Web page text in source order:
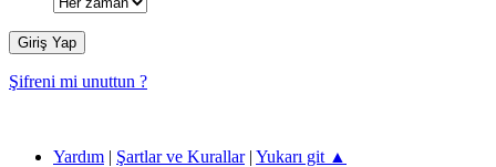
Şifreni mi unuttun ?
Yardım | Şartlar ve Kurallar| Yukarı git ▲